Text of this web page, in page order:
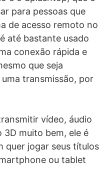
para pessoas que
de acesso remoto no
até bastante usado
conexão rápida e
que seja
transmissão, por
vídeo, áudio
muito bem, ele é
quer jogar seus títulos
ou tablet